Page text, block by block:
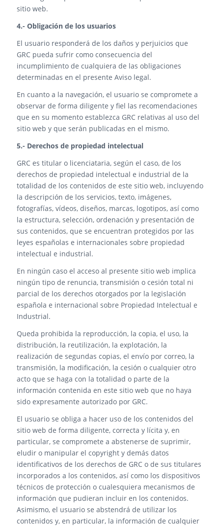
sitio web.
4.- Obligación de los usuarios
El usuario responderá de los daños y perjuicios que
GRC pueda sufrir como consecuencia del
incumplimiento de cualquiera de las obligaciones
determinadas en el presente Aviso legal.
En cuanto a la navegación, el usuario se compromete a
observar de forma diligente y fiel las recomendaciones
que en su momento establezca GRC relativas al uso del
sitio web y que serán publicadas en el mismo.
5.- Derechos de propiedad intelectual
GRC es titular o licenciataria, según el caso, de los
derechos de propiedad intelectual e industrial de la
totalidad de los contenidos de este sitio web, incluyendo
la descripción de los servicios, texto, imágenes,
fotografías, vídeos, diseños, marcas, logotipos, así como
la estructura, selección, ordenación y presentación de
sus contenidos, que se encuentran protegidos por las
leyes españolas e internacionales sobre propiedad
intelectual e industrial.
En ningún caso el acceso al presente sitio web implica
ningún tipo de renuncia, transmisión o cesión total ni
parcial de los derechos otorgados por la legislación
española e internacional sobre Propiedad Intelectual e
Industrial.
Queda prohibida la reproducción, la copia, el uso, la
distribución, la reutilización, la explotación, la
realización de segundas copias, el envío por correo, la
transmisión, la modificación, la cesión o cualquier otro
acto que se haga con la totalidad o parte de la
información contenida en este sitio web que no haya
sido expresamente autorizado por GRC.
El usuario se obliga a hacer uso de los contenidos del
sitio web de forma diligente, correcta y lícita y, en
particular, se compromete a abstenerse de suprimir,
eludir o manipular el copyright y demás datos
identificativos de los derechos de GRC o de sus titulares
incorporados a los contenidos, así como los dispositivos
técnicos de protección o cualesquiera mecanismos de
información que pudieran incluir en los contenidos.
Asimismo, el usuario se abstendrá de utilizar los
contenidos y, en particular, la información de cualquier